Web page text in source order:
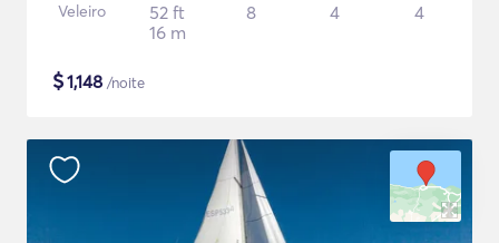
Veleiro
52 ft
16 m
8 4 4
$1,148 /noite